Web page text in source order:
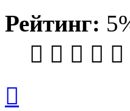
Рейтинг:
началу